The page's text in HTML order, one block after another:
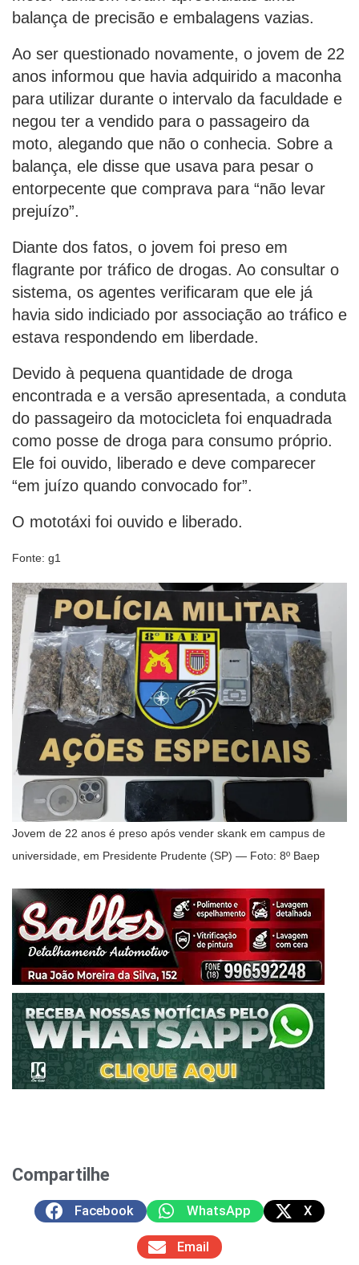
balança de precisão e embalagens vazias.
Ao ser questionado novamente, o jovem de 22
anos informou que havia adquirido a maconha
para utilizar durante o intervalo da faculdade e
negou ter a vendido para o passageiro da
moto, alegando que não o conhecia. Sobre a
balança, ele disse que usava para pesar o
entorpecente que comprava para “não levar
prejuízo”.
Diante dos fatos, o jovem foi preso em
flagrante por tráfico de drogas. Ao consultar o
sistema, os agentes verificaram que ele já
havia sido indiciado por associação ao tráfico e
estava respondendo em liberdade.
Devido à pequena quantidade de droga
encontrada e a versão apresentada, a conduta
do passageiro da motocicleta foi enquadrada
como posse de droga para consumo próprio.
Ele foi ouvido, liberado e deve comparecer
“em juízo quando convocado for”.
O mototáxi foi ouvido e liberado.
Fonte: g1
Jovem de 22 anos é preso após vender skank em campus de
universidade, em Presidente Prudente (SP) — Foto: 8º Baep
Compartilhe
Facebook WhatsApp X
Email